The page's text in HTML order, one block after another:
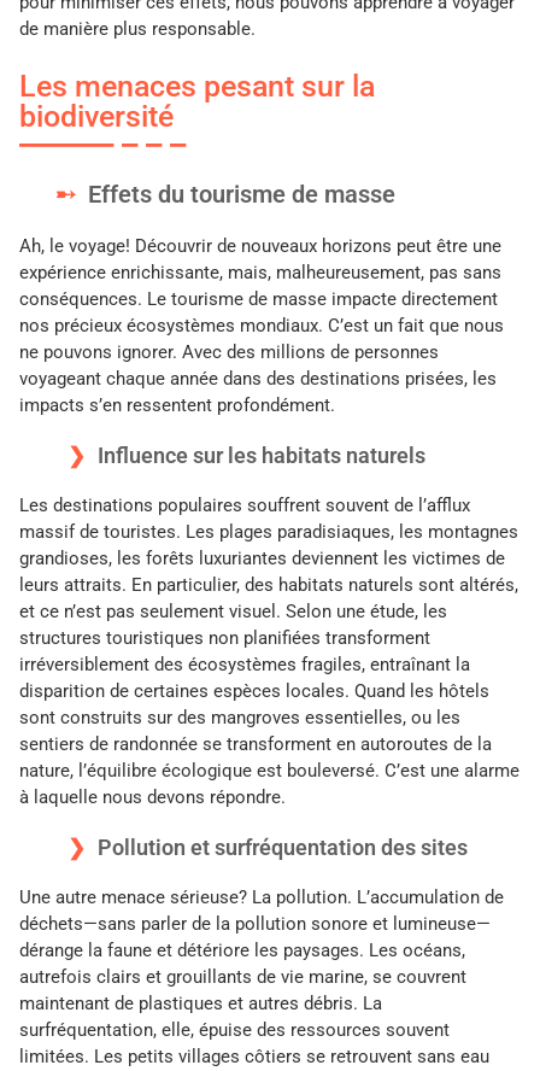
de manière plus responsable.
Les menaces pesant sur la
biodiversité
Effets du tourisme de masse
Ah, le voyage! Découvrir de nouveaux horizons peut être une
expérience enrichissante, mais, malheureusement, pas sans
conséquences. Le tourisme de masse impacte directement
nos précieux écosystèmes mondiaux. C’est un fait que nous
ne pouvons ignorer. Avec des millions de personnes
voyageant chaque année dans des destinations prisées, les
impacts s’en ressentent profondément.
Influence sur les habitats naturels
Les destinations populaires souffrent souvent de l’afflux
massif de touristes. Les plages paradisiaques, les montagnes
grandioses, les forêts luxuriantes deviennent les victimes de
leurs attraits. En particulier, des habitats naturels sont altérés,
et ce n’est pas seulement visuel. Selon une étude, les
structures touristiques non planifiées transforment
irréversiblement des écosystèmes fragiles, entraînant la
disparition de certaines espèces locales. Quand les hôtels
sont construits sur des mangroves essentielles, ou les
sentiers de randonnée se transforment en autoroutes de la
nature, l’équilibre écologique est bouleversé. C’est une alarme
à laquelle nous devons répondre.
Pollution et surfréquentation des sites
Une autre menace sérieuse? La pollution. L’accumulation de
déchets—sans parler de la pollution sonore et lumineuse—
dérange la faune et détériore les paysages. Les océans,
autrefois clairs et grouillants de vie marine, se couvrent
maintenant de plastiques et autres débris. La
surfréquentation, elle, épuise des ressources souvent
limitées. Les petits villages côtiers se retrouvent sans eau